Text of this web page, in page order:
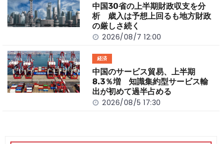
中国30省の上半期財政収支を分
析 歳入は予想上回るも地方財政
の厳しさ続く
2026/08/7 12:00
経済
中国のサービス貿易、上半期
8.3％増 知識集約型サービス輸
出が初めて過半占める
2026/08/5 17:30